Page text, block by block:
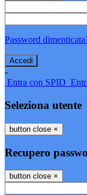
Password
-
Entra con SPID
Seleziona utente
button close ×
Recupero
button close ×